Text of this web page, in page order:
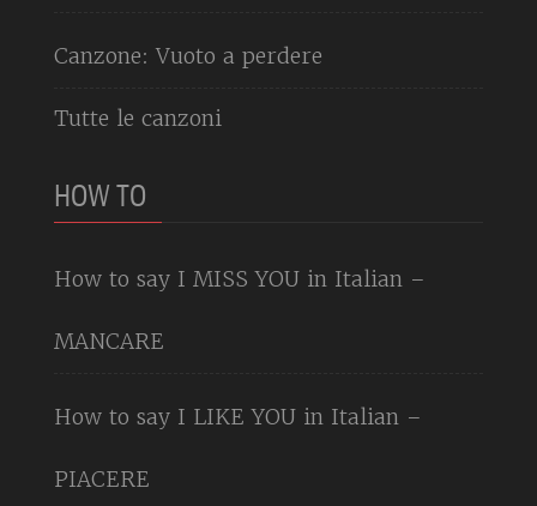
Canzone: Vuoto a perdere
Tutte le canzoni
HOW TO
How to say I MISS YOU in Italian –
MANCARE
How to say I LIKE YOU in Italian –
PIACERE